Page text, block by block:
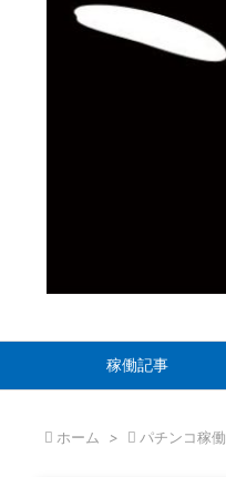
稼働記事
 ホーム >  パチンコ稼働